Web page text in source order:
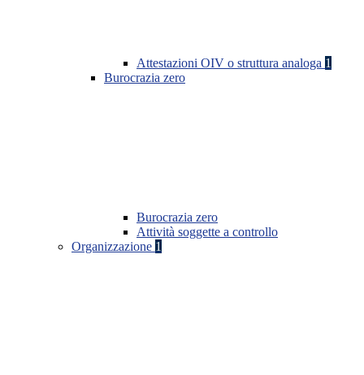
Attestazioni OIV o struttura analoga 1
Burocrazia zero
Burocrazia zero
Attività soggette a controllo
Organizzazione 1